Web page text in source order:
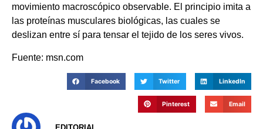
movimiento macroscópico observable. El principio imita a
las proteínas musculares biológicas, las cuales se
deslizan entre sí para tensar el tejido de los seres vivos.
Fuente: msn.com
Facebook Twitter LinkedIn
Pinterest Email